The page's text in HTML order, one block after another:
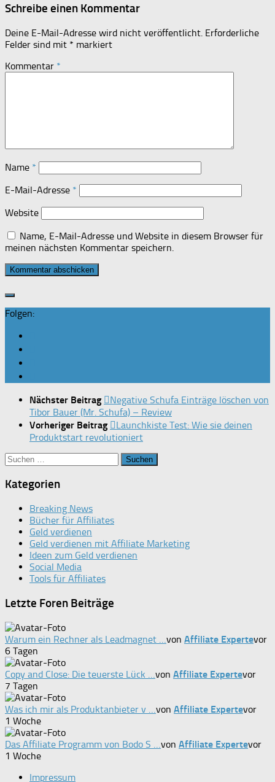
Schreibe einen Kommentar
Deine E-Mail-Adresse wird nicht veröffentlicht. Erforderliche
Felder sind mit * markiert
Kommentar *
Name *
E-Mail-Adresse *
Website
Name, E-Mail-Adresse und Website in diesem Browser für
meinen nächsten Kommentar speichern.
Folgen:
Nächster Beitrag
Negative Schufa Einträge löschen von
Tibor Bauer (Mr. Schufa) – Review
Vorheriger Beitrag
Launchkiste Test: Wie sie deinen
Produktstart revolutioniert
Suchen
nach:
Kategorien
Breaking News
Bücher für Affiliates
Geld verdienen
Geld verdienen mit Affiliate Marketing
Ideen zum Geld verdienen
Social Media
Tools für Affiliates
Letzte Foren Beiträge
Warum ein Rechner als Leadmagnet … von Affiliate Expertevor
6 Tagen
Copy and Close: Die teuerste Lück … von Affiliate Expertevor
7 Tagen
Was ich mir als Produktanbieter v … von Affiliate Expertevor
1 Woche
Das Affiliate Programm von Bodo S … von Affiliate Expertevor
1 Woche
Impressum